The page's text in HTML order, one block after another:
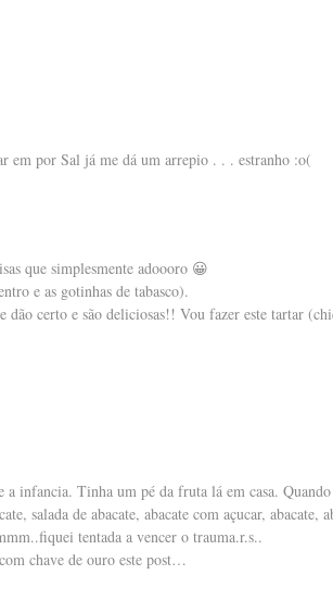
em por Sal já me dá um arrepio . . . estranho :o(
que simplesmente adoooro 😀
e as gotinhas de tabasco).
dão certo e são deliciosas!! Vou fazer este tartar
a infancia. Tinha um pé da fruta lá em casa.
salada de abacate, abacate com açucar, abacate,
tentada a vencer o trauma.r.s..
chave de ouro este post…